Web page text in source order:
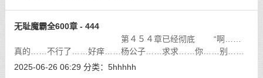
无耻魔霸全600章 - 444
第４５４章已经彻底 “啊……
真的……不行了……好痒……杨公子……求求……你……别……
别再欺负我了……啊……好痒……我受……受不了了啊……
2025-06-26 06:29 分类： 5hhhhh